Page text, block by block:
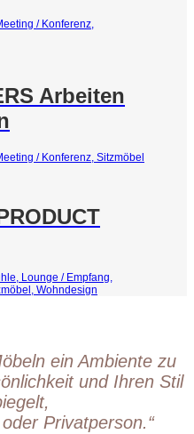
/ Konferenz,
Arbeiten
/ Konferenz, Sitzmöbel
Lounge / Empfang,
Wohndesign
ein Ambiente zu
und Ihren Stil
Privatperson.“